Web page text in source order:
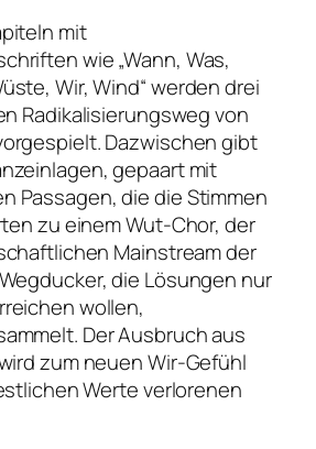
mit
wie „Wann, Was,
Wir, Wind“ werden drei
Radikalisierungsweg von
Dazwischen gibt
gepaart mit
Passagen, die die Stimmen
zu einem Wut-Chor, der
Mainstream der
die Lösungen nur
wollen,
Der Ausbruch aus
zum neuen Wir-Gefühl
Werte verlorenen